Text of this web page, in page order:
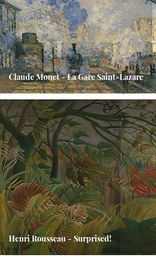
Claude Monet - La Gare Saint-Lazare
Henri Rousseau - Surprised!